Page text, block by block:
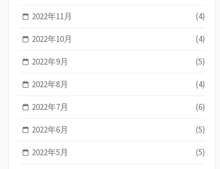
2022年11月 (4)
2022年10月 (4)
2022年9月 (5)
2022年8月 (4)
2022年7月 (6)
2022年6月 (5)
2022年5月 (5)